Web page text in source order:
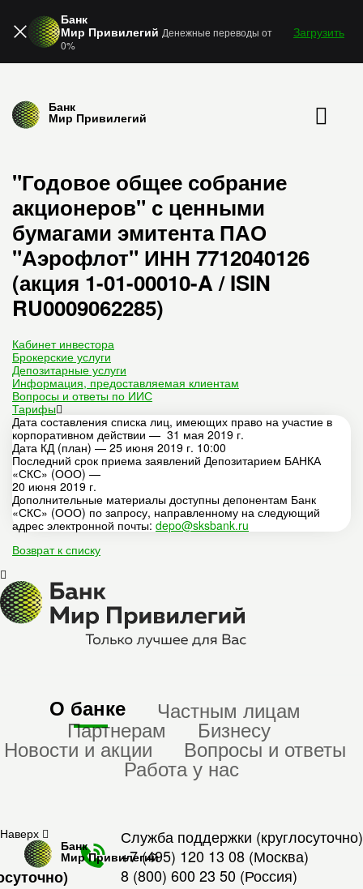
Банк
Мир Привилегий Денежные переводы от
0%
Загрузить
Банк
Мир Привилегий
"Годовое общее собрание
акционеров" с ценными
бумагами эмитента ПАО
"Аэрофлот" ИНН 7712040126
(акция 1-01-00010-A / ISIN
RU0009062285)
Кабинет инвестора
Брокерские услуги
Депозитарные услуги
Информация, предоставляемая клиентам
Вопросы и ответы по ИИС
Тарифы
Дата составления списка лиц, имеющих право на участие в
корпоративном действии — 31 мая 2019 г.
Дата КД (план) — 25 июня 2019 г. 10:00
Последний срок приема заявлений Депозитарием БАНКА
«СКС» (ООО) —
20 июня 2019 г.
Дополнительные материалы доступны депонентам Банк
«СКС» (ООО) по запросу, направленному на следующий
адрес электронной почты: depo@sksbank.ru
Возврат к списку
О банке Частным лицам
Партнерам Бизнесу
Новости и акции Вопросы и ответы
Работа у нас
Служба поддержки (круглосуточно)
+7 (495) 120 13 08 (Москва)
8 (800) 600 23 50 (Россия)
Наверх
Банк
Мир Привилегий